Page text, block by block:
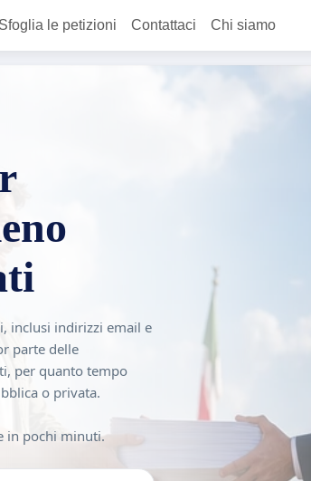
Sfoglia le petizioni Contattaci Chi siamo
inclusi indirizzi email e
parte delle
per quanto tempo
o privata.
in pochi minuti.